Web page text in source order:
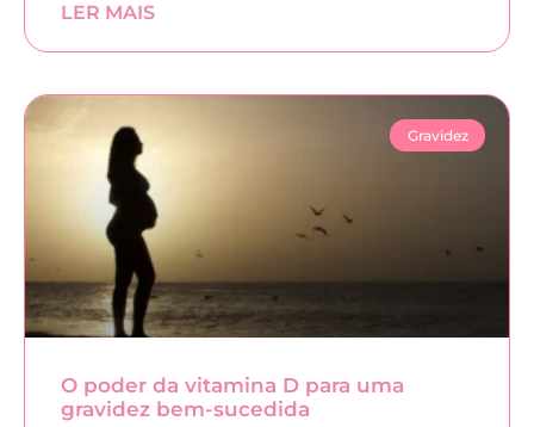
LER MAIS
Gravidez
O poder da vitamina D para uma
gravidez bem-sucedida